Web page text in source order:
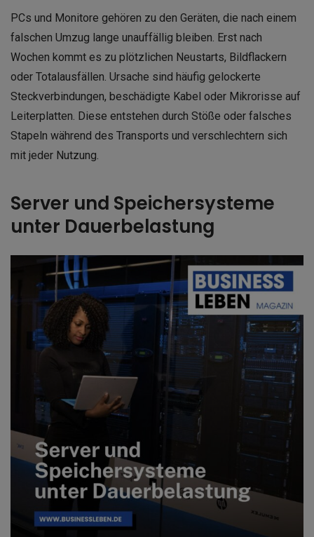
PCs und Monitore gehören zu den Geräten, die nach einem
falschen Umzug lange unauffällig bleiben. Erst nach
Wochen kommt es zu plötzlichen Neustarts, Bildflackern
oder Totalausfällen. Ursache sind häufig gelockerte
Steckverbindungen, beschädigte Kabel oder Mikrorisse auf
Leiterplatten. Diese entstehen durch Stöße oder falsches
Stapeln während des Transports und verschlechtern sich
mit jeder Nutzung.
Server und Speichersysteme
unter Dauerbelastung